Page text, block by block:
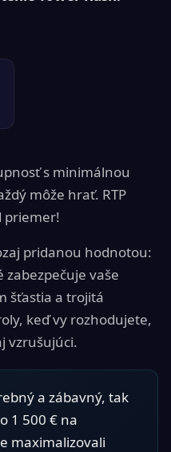
s minimálnou
môže hrať. RTP
priemer!
pridanou hodnotou:
vaše
šťastia a trojitá
keď vy rozhodujete,
vzrušujúci.
a zábavný, tak
1 500 € na
maximalizovali